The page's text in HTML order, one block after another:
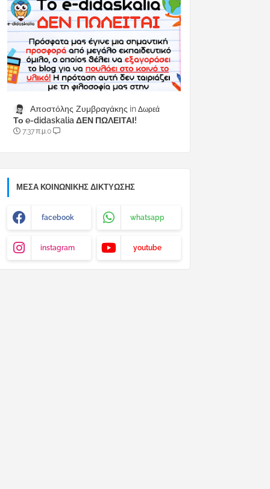
Αποστόλης Ζυμβραγάκης Δωρεά
Το e-didaskalia ΔΕΝ ΠΩΛΕΙΤΑΙ!
7:37 π.μ.0
ΜΈΣΑ ΚΟΙΝΩΝΙΚΉΣ ΔΙΚΤΎΩΣΗΣ
facebook whatsapp
instagram youtube